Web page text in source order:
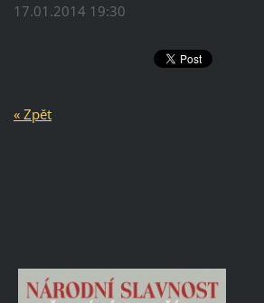
17.01.2014 19:30
« Zpět